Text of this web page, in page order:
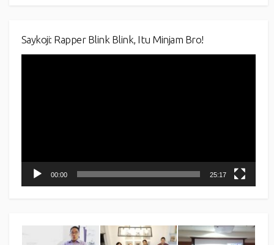
Saykoji: Rapper Blink Blink, Itu Minjam Bro!
00:00 25:17